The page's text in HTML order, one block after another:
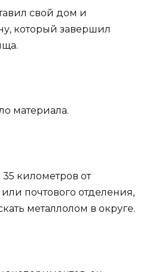
свой дом и
который завершил
материала.
километров от
почтового отделения,
металлолом в округе.